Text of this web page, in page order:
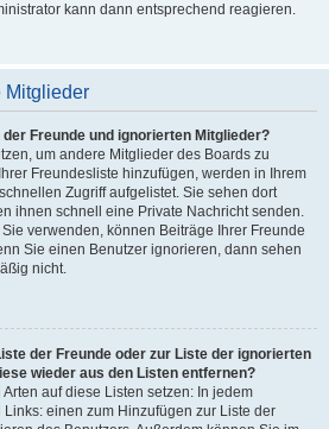
kann dann entsprechend reagieren.
Mitglieder
Freunde und ignorierten Mitglieder?
um andere Mitglieder des Boards zu
Freundesliste hinzufügen, werden in Ihrem
Zugriff aufgelistet. Sie sehen dort
ihnen schnell eine Private Nachricht senden.
verwenden, können Beiträge Ihrer Freunde
Sie einen Benutzer ignorieren, dann sehen
nicht.
der Freunde oder zur Liste der ignorierten
wieder aus den Listen entfernen?
auf diese Listen setzen: In jedem
einen zum Hinzufügen zur Liste der